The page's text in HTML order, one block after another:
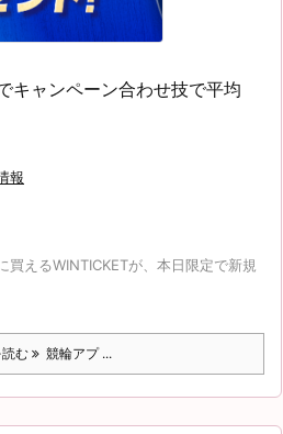
キャンペーン合わせ技で平均
報
買えるWINTICKETが、本日限定で新規
む 競輪アプ ...